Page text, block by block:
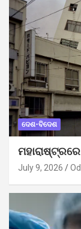
ଦେଶ-ବିଦେଶ
July 9, 2026